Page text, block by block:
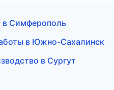
в Симферополь
в Южно-Сахалинск
в Сургут